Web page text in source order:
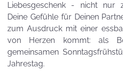
Liebesgeschenk - nicht nur
Deine Gefühle für Deinen
zum Ausdruck mit einer
von Herzen kommt: als
gemeinsamen
Jahrestag.